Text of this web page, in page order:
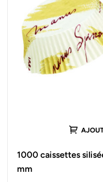
1000 caissettes
mm